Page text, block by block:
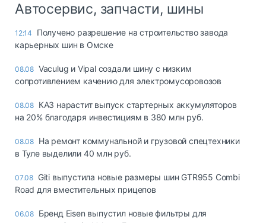
Автосервис, запчасти, шины
12:14
Получено разрешение на строительство завода
карьерных шин в Омске
08.08 Vaculug и Vipal создали шину с низким
сопротивлением качению для электромусоровозов
08.08 КАЗ нарастит выпуск стартерных аккумуляторов
на 20% благодаря инвестициям в 380 млн руб.
08.08 На ремонт коммунальной и грузовой спецтехники
в Туле выделили 40 млн руб.
07.08 Giti выпустила новые размеры шин GTR955 Combi
Road для вместительных прицепов
06.08 Бренд Eisen выпустил новые фильтры для